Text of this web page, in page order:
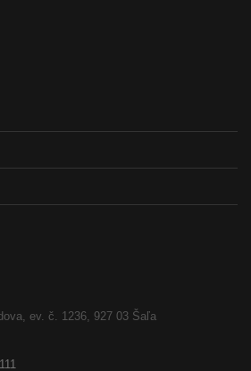
ev. č. 1236, 927 03 Šaľa